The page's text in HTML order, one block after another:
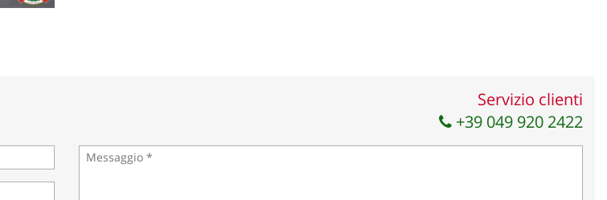
Servizio clienti
+39 049 920 2422